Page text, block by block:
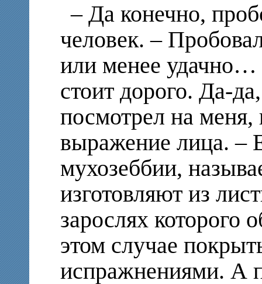
– Да конечно,
человек. –
или менее удачно…
стоит дорого. Да-
посмотрел на
выражение лица. –
мухозеббии,
изготовляют из
зарослях которого
этом случае
испражнениями. А